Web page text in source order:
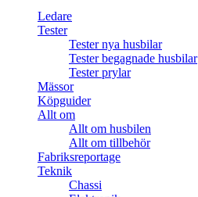
Ledare
Tester
Tester nya husbilar
Tester begagnade husbilar
Tester prylar
Mässor
Köpguider
Allt om
Allt om husbilen
Allt om tillbehör
Fabriksreportage
Teknik
Chassi